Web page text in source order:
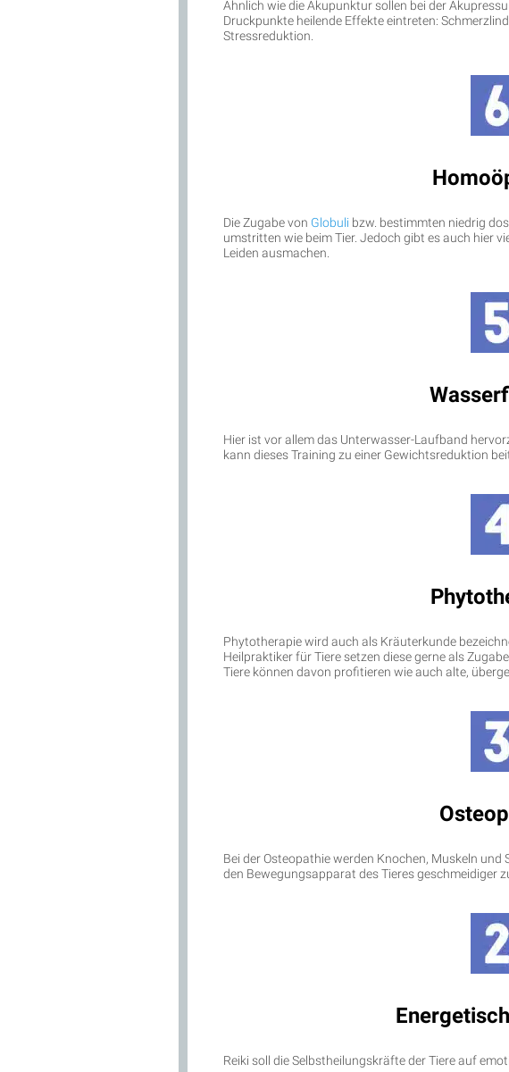
Ähnlich wie die Akupunktur sollen bei der
Druckpunkte heilende Effekte eintreten:
Stressreduktion.
Die Zugabe von Globuli bzw. bestimmten niedrig
umstritten wie beim Tier. Jedoch gibt es auch hier
Leiden ausmachen.
Hier ist vor allem das Unterwasser-Laufband
kann dieses Training zu einer Gewichtsreduktion
Phytotherapie wird auch als Kräuterkunde
Heilpraktiker für Tiere setzen diese gerne als
Tiere können davon profitieren wie auch alte,
Bei der Osteopathie werden Knochen, Muskeln
den Bewegungsapparat des Tieres geschmeidiger
Reiki soll die Selbstheilungskräfte der Tiere auf